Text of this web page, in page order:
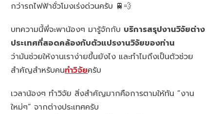
กว่ารถไฟฟ้าชั่วโมงเร่งด่วนครับ 🚆💨
บทความนี้พี่จะพาน้องๆ มารู้จักกับ บริการสรุปงานวิจัยต่าง
ประเทศที่สอดคล้องกับตัวแปรงานวิจัยของท่าน
ว่ามันช่วยให้งานเราง่ายขึ้นยังไง และทำไมถึงเป็นตัวช่วย
สำคัญสำหรับคนทำวิจัยครับ
เวลาน้องๆ ทำวิจัย สิ่งสำคัญมากคือการตามให้ทัน “งาน
ใหม่ๆ” จากต่างประเทศครับ